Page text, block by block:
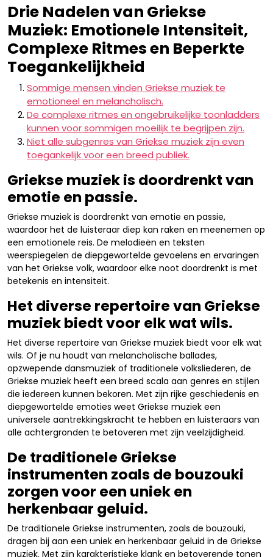
Drie Nadelen van Griekse
Muziek: Emotionele Intensiteit,
Complexe Ritmes en Beperkte
Toegankelijkheid
Sommige mensen vinden Griekse muziek te
emotioneel en melancholisch.
De complexe ritmes en ongebruikelijke toonladders
kunnen voor sommigen moeilijk te begrijpen zijn.
Niet alle subgenres van Griekse muziek zijn even
toegankelijk voor een breed publiek.
Griekse muziek is doordrenkt van
emotie en passie.
Griekse muziek is doordrenkt van emotie en passie,
waardoor het de luisteraar diep kan raken en meenemen op
een emotionele reis. De melodieën en teksten
weerspiegelen de diepgewortelde gevoelens en ervaringen
van het Griekse volk, waardoor elke noot doordrenkt is met
betekenis en intensiteit.
Het diverse repertoire van Griekse
muziek biedt voor elk wat wils.
Het diverse repertoire van Griekse muziek biedt voor elk wat
wils. Of je nu houdt van melancholische ballades,
opzwepende dansmuziek of traditionele volksliederen, de
Griekse muziek heeft een breed scala aan genres en stijlen
die iedereen kunnen bekoren. Met zijn rijke geschiedenis en
diepgewortelde emoties weet Griekse muziek een
universele aantrekkingskracht te hebben en luisteraars van
alle achtergronden te betoveren met zijn veelzijdigheid.
De traditionele Griekse
instrumenten zoals de bouzouki
zorgen voor een uniek en
herkenbaar geluid.
De traditionele Griekse instrumenten, zoals de bouzouki,
dragen bij aan een uniek en herkenbaar geluid in de Griekse
muziek. Met zijn karakteristieke klank en betoverende tonen